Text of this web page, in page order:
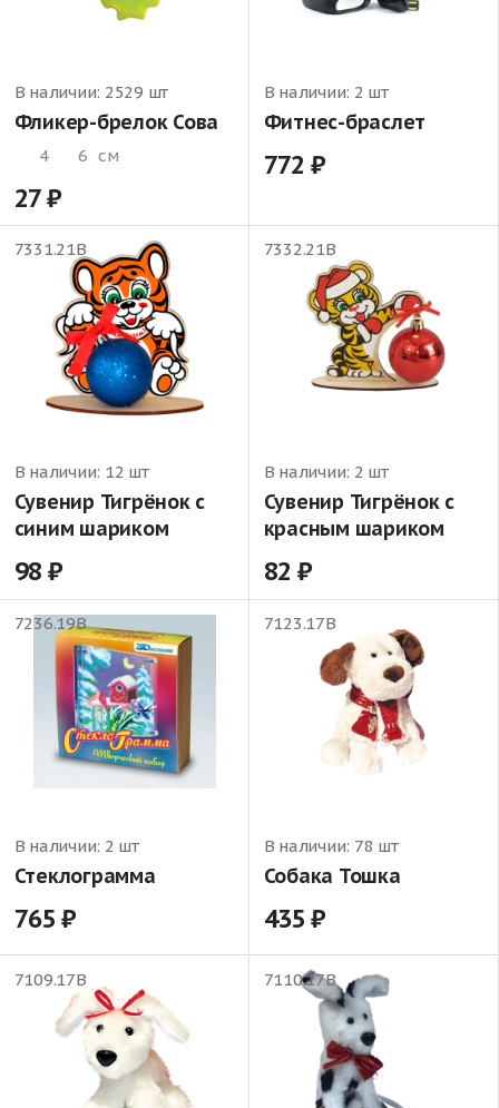
В наличии: 2529 шт
Фликер-брелок Сова
4 6 см
27
В наличии: 2 шт
Фитнес-браслет
772
7331.21В
В наличии: 12 шт
Сувенир Тигрёнок с
синим шариком
98
7332.21В
В наличии: 2 шт
Сувенир Тигрёнок с
красным шариком
82
7236.19В
В наличии: 2 шт
Стеклограмма
765
7123.17В
В наличии: 78 шт
Собака Тошка
435
7109.17В 7110.17В